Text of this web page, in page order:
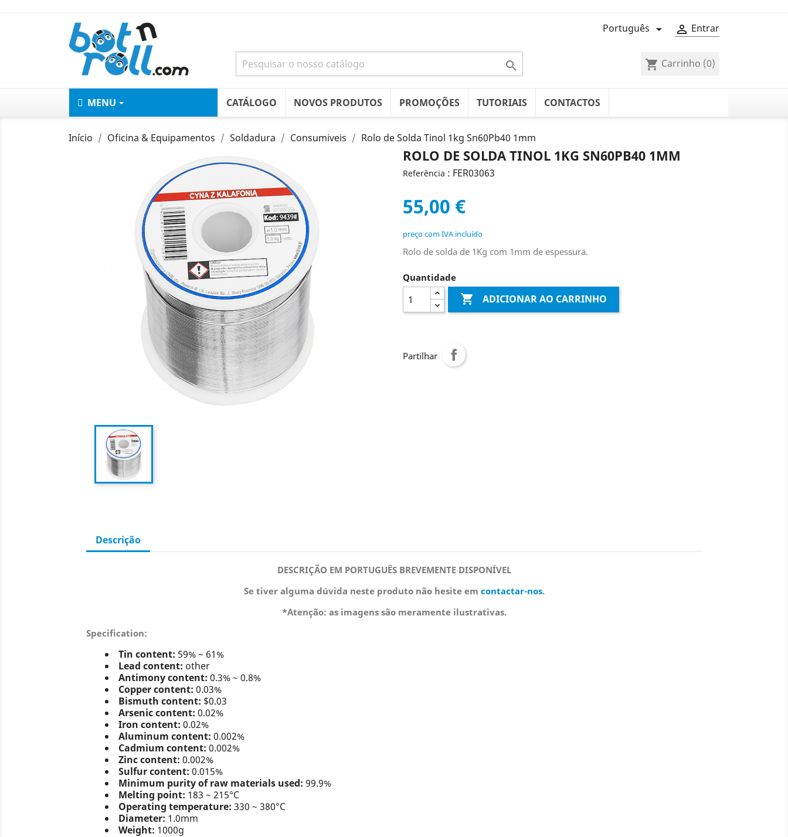
 Entrar
Português 
 shopping_cart Carrinho (0)
MENU CATÁLOGO NOVOS PRODUTOS PROMOÇÕES TUTORIAIS CONTACTOS
Início Oficina & Equipamentos Soldadura Consumiveis Rolo de Solda Tinol 1kg Sn60Pb40 1mm
ROLO DE SOLDA TINOL 1KG SN60PB40 1MM
Referência : FER03063
55,00 €
preço com IVA incluído
Rolo de solda de 1Kg com 1mm de espessura.
Quantidade
 ADICIONAR AO CARRINHO
Partilhar
Descrição
DESCRIÇÃO EM PORTUGUÊS BREVEMENTE DISPONÍVEL
Se tiver alguma dúvida neste produto não hesite em contactar-nos.
*Atenção: as imagens são meramente ilustrativas.
Specification:
Tin content: 59% ~ 61%
Lead content: other
Antimony content: 0.3% ~ 0.8%
Copper content: 0.03%
Bismuth content: $0.03
Arsenic content: 0.02%
Iron content: 0.02%
Aluminum content: 0.002%
Cadmium content: 0.002%
Zinc content: 0.002%
Sulfur content: 0.015%
Minimum purity of raw materials used: 99.9%
Melting point: 183 ~ 215°C
Operating temperature: 330 ~ 380°C
Diameter: 1.0mm
Weight: 1000g